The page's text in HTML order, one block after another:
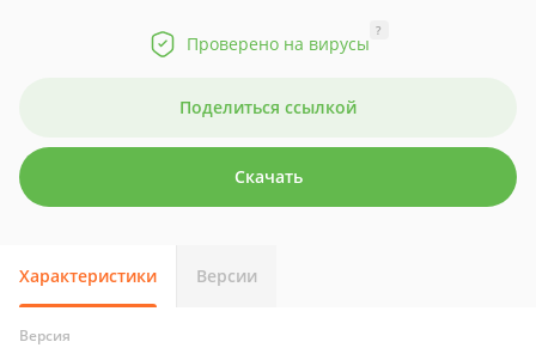
Проверено на вирусы
?
Поделиться ссылкой
Скачать
Характеристики Версии
Версия